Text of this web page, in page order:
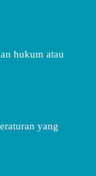
hukum atau
yang